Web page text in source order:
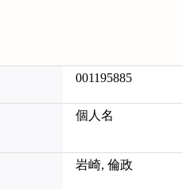
001195885
個人名
岩崎, 倫政